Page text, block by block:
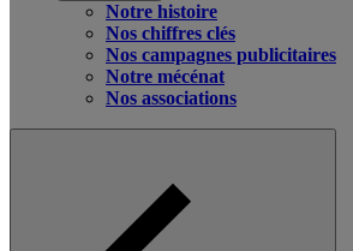
Notre histoire
Nos chiffres clés
Nos campagnes publicitaires
Notre mécénat
Nos associations